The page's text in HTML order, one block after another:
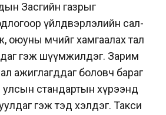
Засгийн газрыг
үйлдвэрлэлийн сал­
өмчийг хамгаалах тал
гэж шүүмжилдэг. Зарим
ажиглагддаг боловч бараг
улсын стандартын хүрээнд
гэж тэд хэлдэг. Такси